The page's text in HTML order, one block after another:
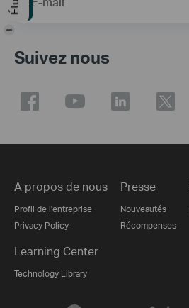
Suivez nous
A propos de nous
Profil de l'entreprise
Privacy Policy
Presse
Nouveautés
Récompenses
Learning Center
Technology Library
-